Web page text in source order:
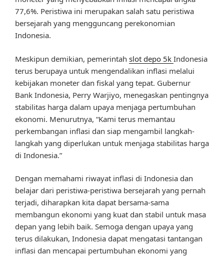
77,6%. Peristiwa ini merupakan salah satu peristiwa
bersejarah yang mengguncang perekonomian
Indonesia.
Meskipun demikian, pemerintah slot depo 5k Indonesia
terus berupaya untuk mengendalikan inflasi melalui
kebijakan moneter dan fiskal yang tepat. Gubernur
Bank Indonesia, Perry Warjiyo, menegaskan pentingnya
stabilitas harga dalam upaya menjaga pertumbuhan
ekonomi. Menurutnya, “Kami terus memantau
perkembangan inflasi dan siap mengambil langkah-
langkah yang diperlukan untuk menjaga stabilitas harga
di Indonesia.”
Dengan memahami riwayat inflasi di Indonesia dan
belajar dari peristiwa-peristiwa bersejarah yang pernah
terjadi, diharapkan kita dapat bersama-sama
membangun ekonomi yang kuat dan stabil untuk masa
depan yang lebih baik. Semoga dengan upaya yang
terus dilakukan, Indonesia dapat mengatasi tantangan
inflasi dan mencapai pertumbuhan ekonomi yang